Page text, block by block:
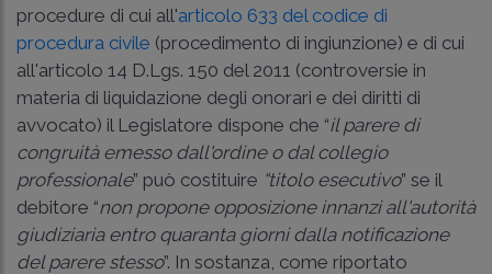
procedure di cui all'articolo 633 del codice di
procedura civile (procedimento di ingiunzione) e di cui
all'articolo 14 D.Lgs. 150 del 2011 (controversie in
materia di liquidazione degli onorari e dei diritti di
avvocato) il Legislatore dispone che “il parere di
congruità emesso dall'ordine o dal collegio
professionale” può costituire “titolo esecutivo” se il
debitore “non propone opposizione innanzi all'autorità
giudiziaria entro quaranta giorni dalla notificazione
del parere stesso”. In sostanza, come riportato